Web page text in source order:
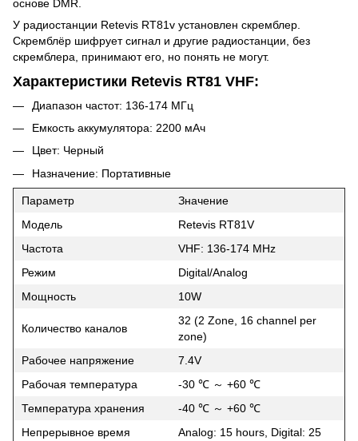
основе DMR.
У радиостанции Retevis RT81v установлен скремблер.
Скремблёр шифрует сигнал и другие радиостанции, без
скремблера, принимают его, но понять не могут.
Характеристики Retevis RT81 VHF:
Диапазон частот: 136-174 МГц
Емкость аккумулятора: 2200 мАч
Цвет: Черный
Назначение: Портативные
Параметр
Значение
Модель
Retevis RT81V
Частота
VHF: 136-174 MHz
Режим
Digital/Analog
Мощность
10W
Количество каналов
32 (2 Zone, 16 channel per
zone)
Рабочее напряжение
7.4V
Рабочая температура
-30 ℃ ～ +60 ℃
Температура хранения
-40 ℃ ～ +60 ℃
Непрерывное время
Analog: 15 hours, Digital: 25